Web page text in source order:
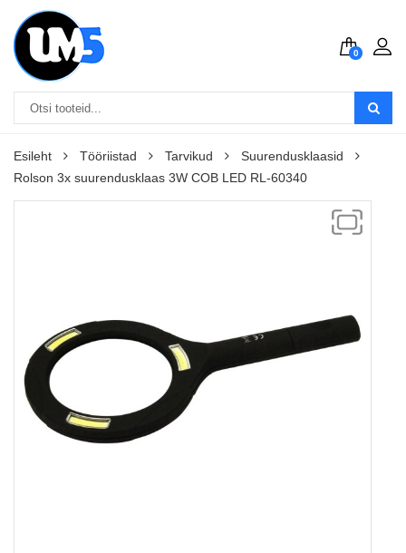
0
Esileht Tööriistad Tarvikud
Suurendusklaasid
Rolson 3x suurendusklaas 3W COB LED RL-60340